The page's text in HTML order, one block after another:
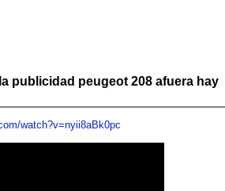
publicidad peugeot 208 afuera hay
watch?v=nyii8aBk0pc